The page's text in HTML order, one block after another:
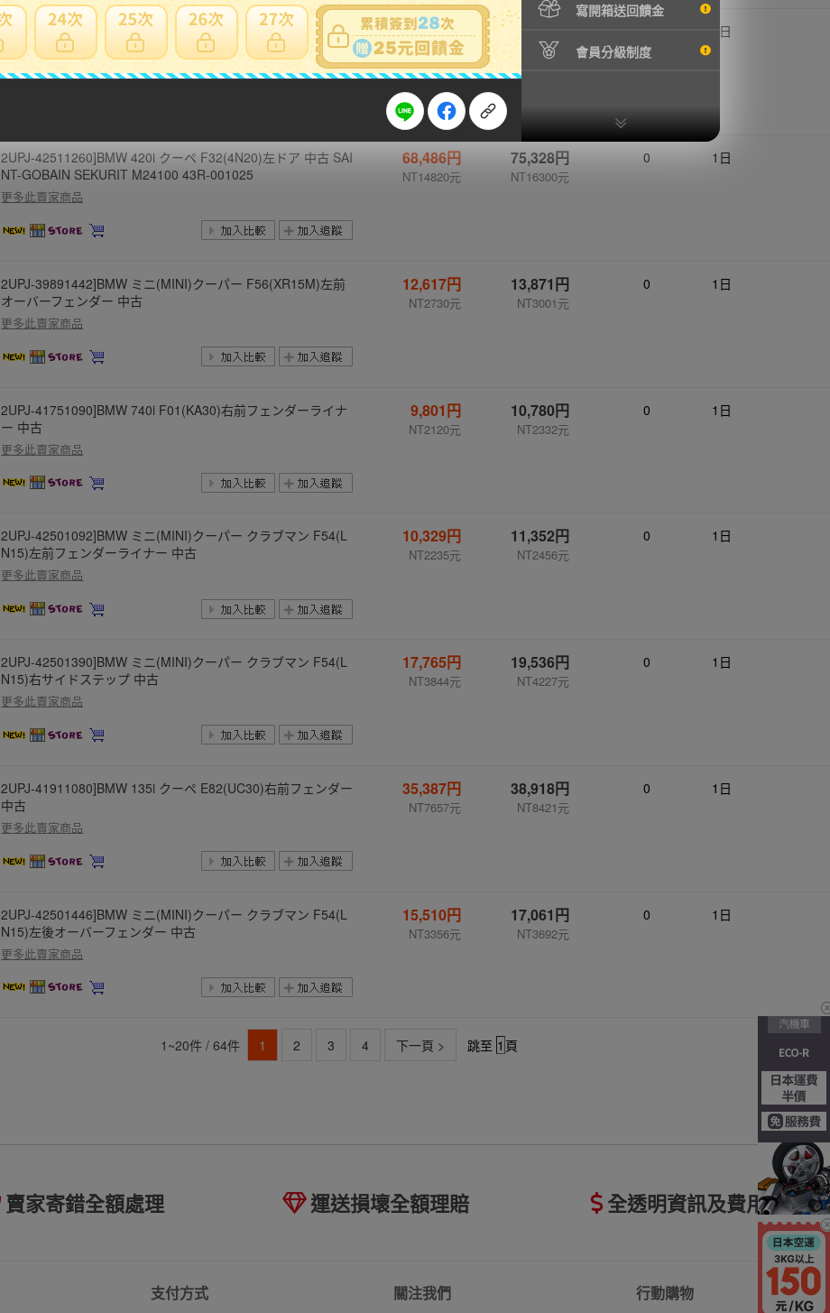
寫開箱送回饋金
會員分級制度
2UPJ-43361260]BMW 218d グランクーペ F44(7M20)左前ド
ア 中古 AGC M25 43R-00049
更多此賣家商品
61,600円
NT13330元
67,760円
NT14663元
1日
2UPJ-42511260]BMW 420i クーペ F32(4N20)左ドア 中古 SAI
NT-GOBAIN SEKURIT M24100 43R-001025
更多此賣家商品
68,486円
NT14820元
75,328円
NT16300元
0 1日
2UPJ-39891442]BMW ミニ(MINI)クーパー F56(XR15M)左前
オーバーフェンダー 中古
更多此賣家商品
12,617円
NT2730元
13,871円
NT3001元
0 1日
2UPJ-41751090]BMW 740i F01(KA30)右前フェンダーライナ
ー 中古
更多此賣家商品
9,801円
NT2120元
10,780円
NT2332元
0 1日
2UPJ-42501092]BMW ミニ(MINI)クーパー クラブマン F54(L
N15)左前フェンダーライナー 中古
更多此賣家商品
10,329円
NT2235元
11,352円
NT2456元
0 1日
2UPJ-42501390]BMW ミニ(MINI)クーパー クラブマン F54(L
N15)右サイドステップ 中古
更多此賣家商品
17,765円
NT3844元
19,536円
NT4227元
0 1日
2UPJ-41911080]BMW 135i クーペ E82(UC30)右前フェンダー
中古
更多此賣家商品
35,387円
NT7657元
38,918円
NT8421元
0 1日
2UPJ-42501446]BMW ミニ(MINI)クーパー クラブマン F54(L
N15)左後オーバーフェンダー 中古
更多此賣家商品
15,510円
NT3356元
17,061円
NT3692元
0 1日
1~20件 / 64件 1 2 3 4 下一頁 > 跳至 頁
賣家寄錯全額處理 運送損壞全額理賠 全透明資訊及費用
支付方式 關注我們 行動購物